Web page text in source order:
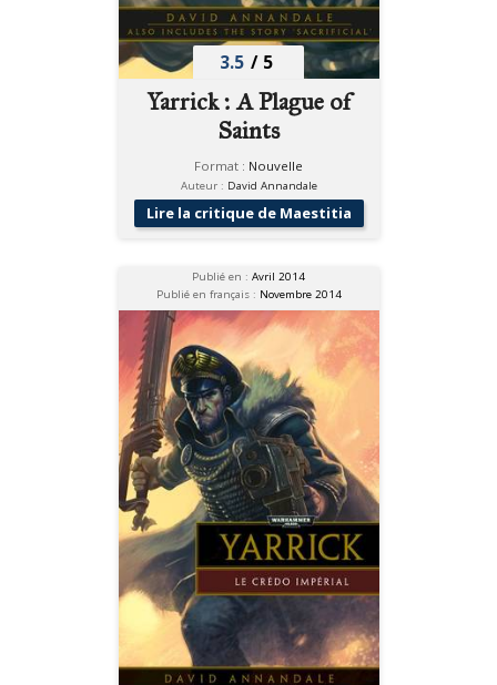
3.5 / 5
Yarrick : A Plague of
Saints
Format : Nouvelle
Auteur : David Annandale
Lire la critique de Maestitia
Publié en : Avril 2014
Publié en français : Novembre 2014